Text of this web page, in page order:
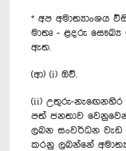
* අප අමාත්‍යාංශය
මාතෘ - ළදරු සෞඛ්‍ය
ඇත.
(ආ) (i) ඔව්.
(ii) උතුරු-නැ‍ඟෙනහිර
පත් ජනතාව
ලබන සංවර්ධන වැඩ
කරනු ලබන්නේ